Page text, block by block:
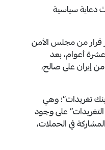
دعاية سياسية
قرار من مجلس الأمن
أعوام، بعد
الجماعة المدعومة من إيران على صالح،
تغريدات”؛ وهي
على وجود
في الحملات،